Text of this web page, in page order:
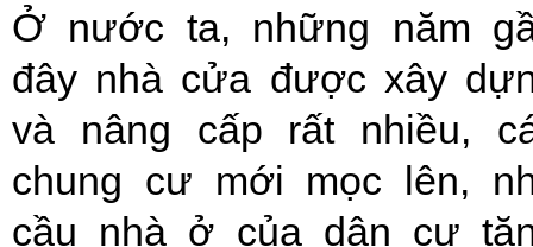
Ở nước ta, những năm
đây nhà cửa được xây
và nâng cấp rất nhiều,
chung cư mới mọc lên,
cầu nhà ở của dân cư